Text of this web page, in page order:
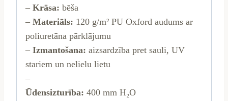
– Krāsa: bēša
– Materiāls: 120 g/m² PU Oxford audums ar
poliuretāna pārklājumu
– Izmantošana: aizsardzība pret sauli, UV
stariem un nelielu lietu
–
Ūdensizturība: 400 mm H₂O